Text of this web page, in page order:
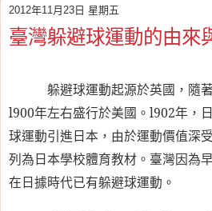
2012年11月23日 星期五
臺灣躲避球運動的由來
躲避球運動起源於英國，隨
l900年左右盛行於美國。 l902年，
球運動引進日本，由於運動價值深
列為日本學校體育教材。臺灣因為
在日據時代已有躲避球運動。